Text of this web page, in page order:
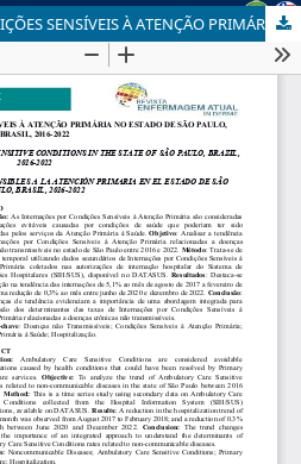
INTERNAÇÕES POR CONDIÇÕES SENSÍVEIS À ATENÇÃO PRIMÁRIA NO ESTADO DE SÃO PAULO, BRASIL, 2016-2022